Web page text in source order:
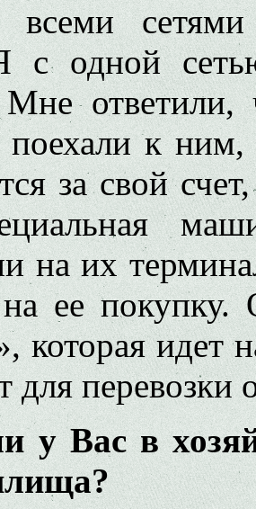
сетями
с одной
Мне
к ним,
за свой
на их
на ее
которая идет
для перевозки
у Вас в